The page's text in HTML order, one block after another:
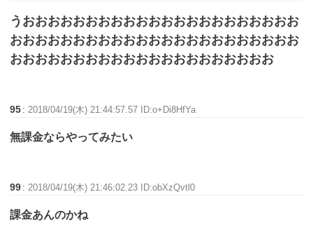
うおおおおおおおおおおおおおおおおおおおおおお
おおおおおおおおおおおおおおおおおおおおおおお
おおおおおおおおおおおおおおおおおおおおお
95 :2018/04/19(木) 21:44:57.57 ID:o+Di8HfYa
無課金ならやってみたい
99 :2018/04/19(木) 21:46:02.23 ID:obXzQvtl0
課金あんのかね